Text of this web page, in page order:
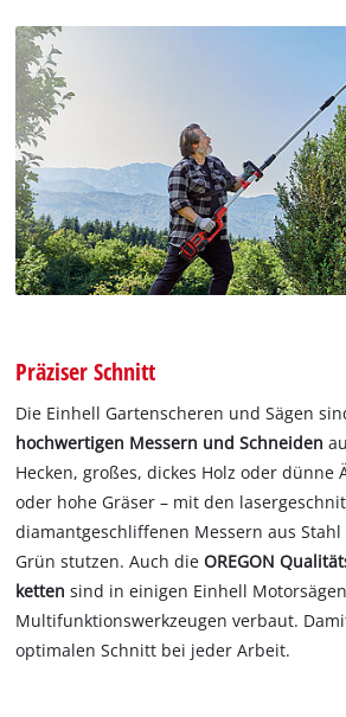
Präziser Schnitt
Die Einhell Gartenscheren und Sägen
hochwertigen Messern und Schneiden
Hecken, großes, dickes Holz oder dünne
oder hohe Gräser – mit den
diamantgeschliffenen Messern aus
Grün stutzen. Auch dieOREGON
ketten sind in einigen Einhell
Multifunktionswerkzeugen verbaut.
optimalen Schnitt bei jeder Arbeit.